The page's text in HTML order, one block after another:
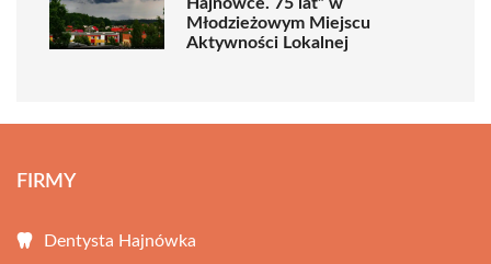
Młodzieżowym Miejscu
Aktywności Lokalnej
FIRMY
Dentysta Hajnówka